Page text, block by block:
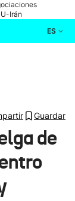
Irán
ES
Guardar
de